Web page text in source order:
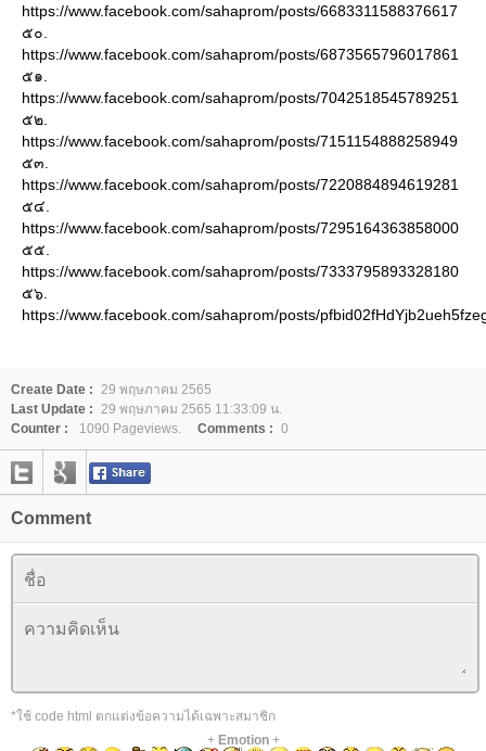
https://www.facebook.com/sahaprom/posts/6683311588376617
๕๐.
https://www.facebook.com/sahaprom/posts/6873565796017861
๕๑.
https://www.facebook.com/sahaprom/posts/7042518545789251
๕๒.
https://www.facebook.com/sahaprom/posts/7151154888258949
๕๓.
https://www.facebook.com/sahaprom/posts/7220884894619281
๕๔.
https://www.facebook.com/sahaprom/posts/7295164363858000
๕๕.
https://www.facebook.com/sahaprom/posts/7333795893328180
๕๖.
https://www.facebook.com/sahaprom/posts/
Create Date : 29 พฤษภาคม 2565
Last Update : 29 พฤษภาคม 2565 11:33:09 น.
Counter :
1090 Pageviews. Comments : 0
Comment
*ใช้ code html ตกแต่งข้อความได้เฉพาะสมาชิก
+ Emotion+